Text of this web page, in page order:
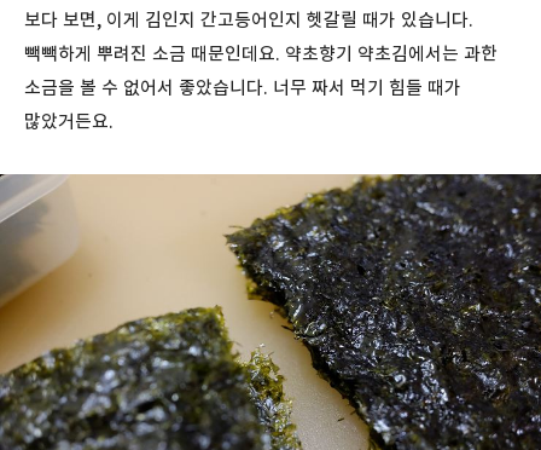
보다 보면, 이게 김인지 간고등어인지 헷갈릴 때가 있습니다.
빽빽하게 뿌려진 소금 때문인데요. 약초향기 약초김에서는 과한
소금을 볼 수 없어서 좋았습니다. 너무 짜서 먹기 힘들 때가
많았거든요.